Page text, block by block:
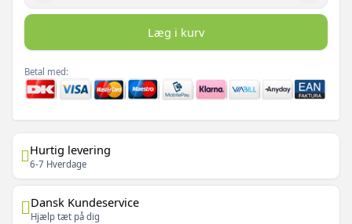
Læg i kurv
Betal med:
Hurtig levering
6-7 Hverdage
Dansk Kundeservice
Hjælp tæt på dig